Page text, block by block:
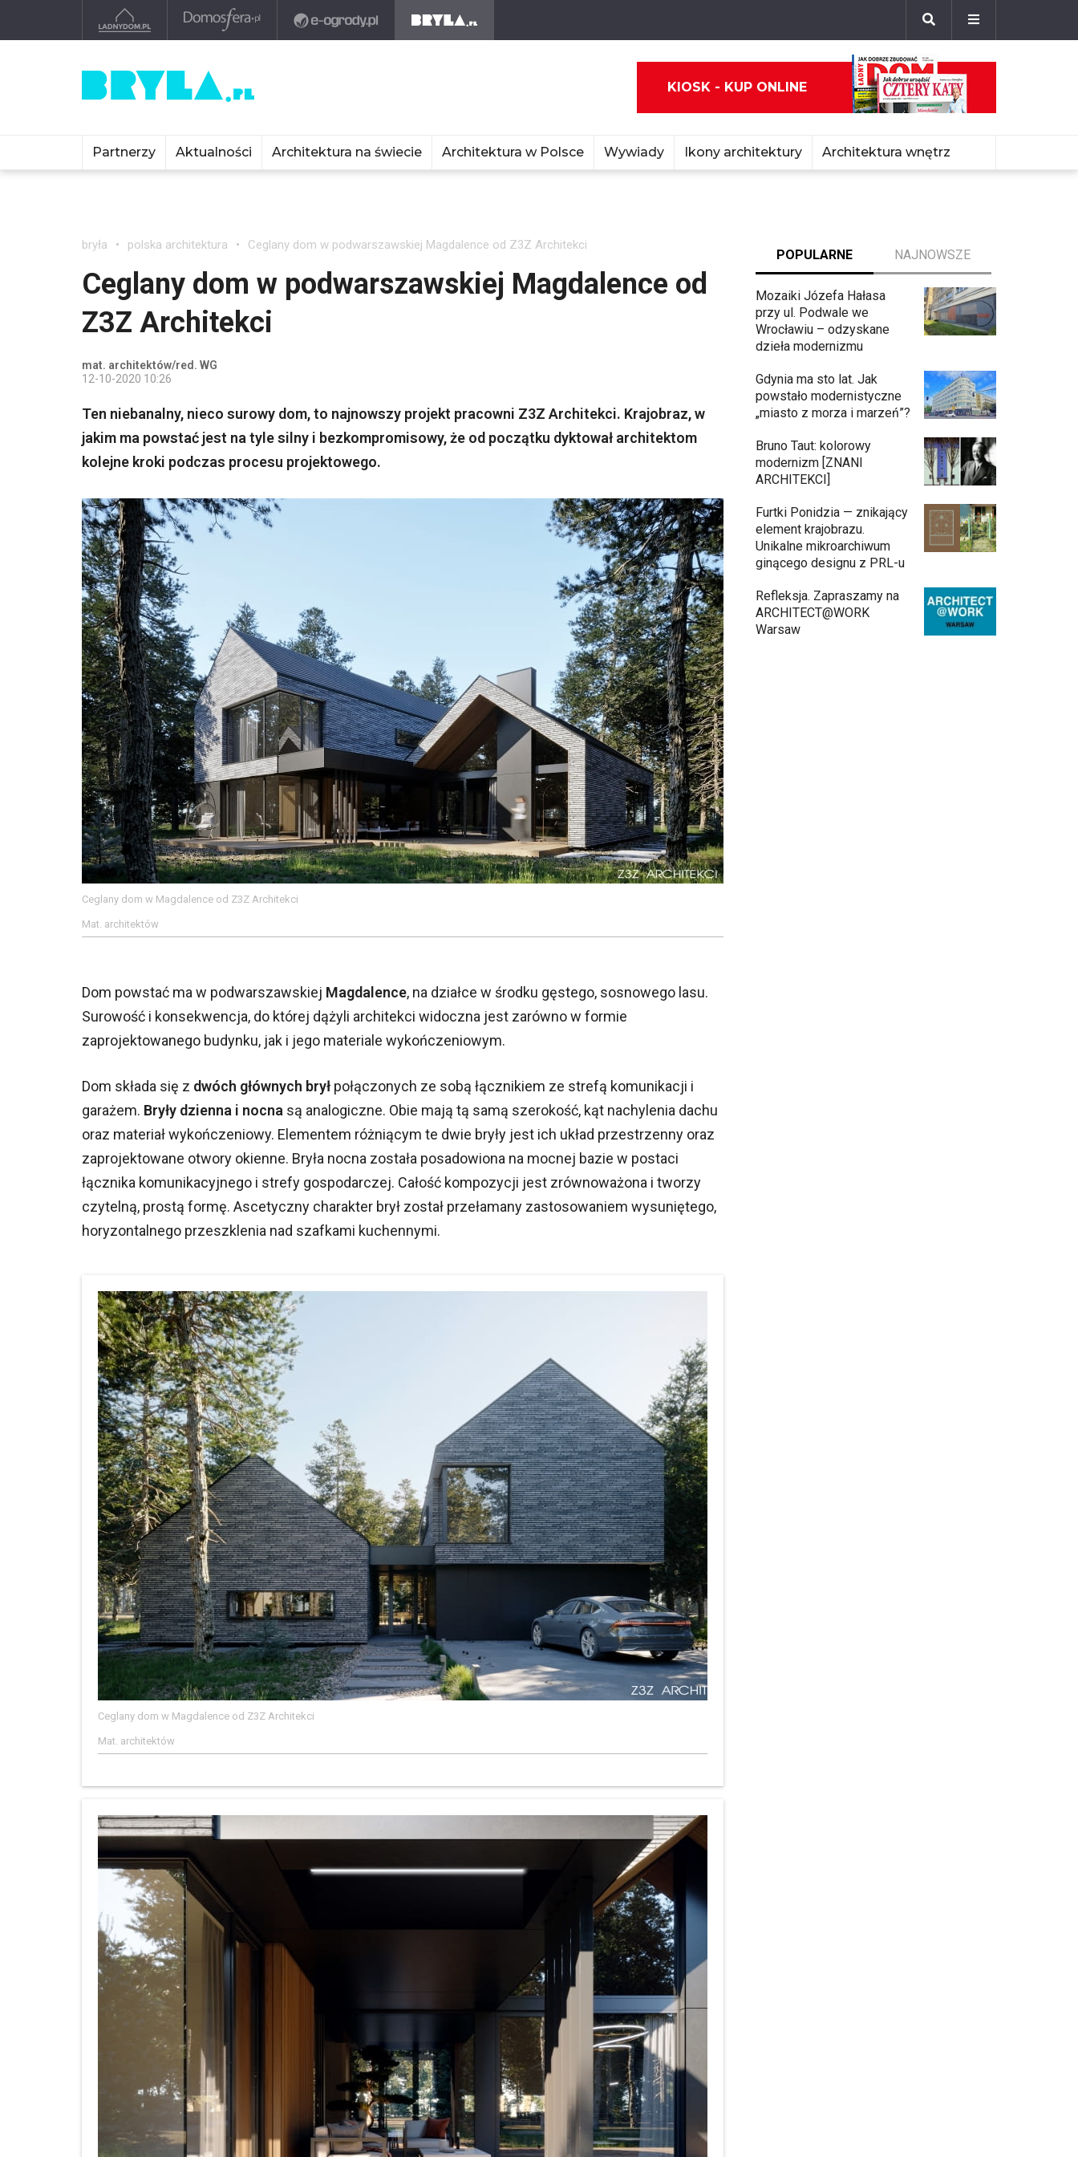
KIOSK - KUP ONLINE
Partnerzy Aktualności Architektura na świecie Architektura w Polsce Wywiady Ikony architektury Architektura wnętrz
bryła polska architektura Ceglany dom w podwarszawskiej Magdalence od Z3Z Architekci
Ceglany dom w podwarszawskiej Magdalence od
Z3Z Architekci
mat. architektów/red. WG
12-10-2020 10:26
Ten niebanalny, nieco surowy dom, to najnowszy projekt pracowni Z3Z Architekci. Krajobraz, w
jakim ma powstać jest na tyle silny i bezkompromisowy, że od początku dyktował architektom
kolejne kroki podczas procesu projektowego.
Ceglany dom w Magdalence od Z3Z Architekci
Mat. architektów
Dom powstać ma w podwarszawskiej Magdalence, na działce w środku gęstego, sosnowego lasu.
Surowość i konsekwencja, do której dążyli architekci widoczna jest zarówno w formie
zaprojektowanego budynku, jak i jego materiale wykończeniowym.
Dom składa się z dwóch głównych brył połączonych ze sobą łącznikiem ze strefą komunikacji i
garażem. Bryły dzienna i nocna są analogiczne. Obie mają tą samą szerokość, kąt nachylenia dachu
oraz materiał wykończeniowy. Elementem różniącym te dwie bryły jest ich układ przestrzenny oraz
zaprojektowane otwory okienne. Bryła nocna została posadowiona na mocnej bazie w postaci
łącznika komunikacyjnego i strefy gospodarczej. Całość kompozycji jest zrównoważona i tworzy
czytelną, prostą formę. Ascetyczny charakter brył został przełamany zastosowaniem wysuniętego,
horyzontalnego przeszklenia nad szafkami kuchennymi.
Ceglany dom w Magdalence od Z3Z Architekci
Mat. architektów
POPULARNE NAJNOWSZE
Mozaiki Józefa Hałasa
przy ul. Podwale we
Wrocławiu – odzyskane
dzieła modernizmu
Gdynia ma sto lat. Jak
powstało modernistyczne
„miasto z morza i marzeń”?
Bruno Taut: kolorowy
modernizm [ZNANI
ARCHITEKCI]
Furtki Ponidzia — znikający
element krajobrazu.
Unikalne mikroarchiwum
ginącego designu z PRL-u
Refleksja. Zapraszamy na
ARCHITECT@WORK
Warsaw